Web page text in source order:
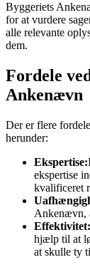
Byggeriets
for at vurdere
alle relevante
dem.
Fordele
Ankenævn
Der er flere
herunder:
Ekspertise:
ekspertise
kvalificeret
Ankenævn,
Effektivitet:
hjælp til at
at skulle ty